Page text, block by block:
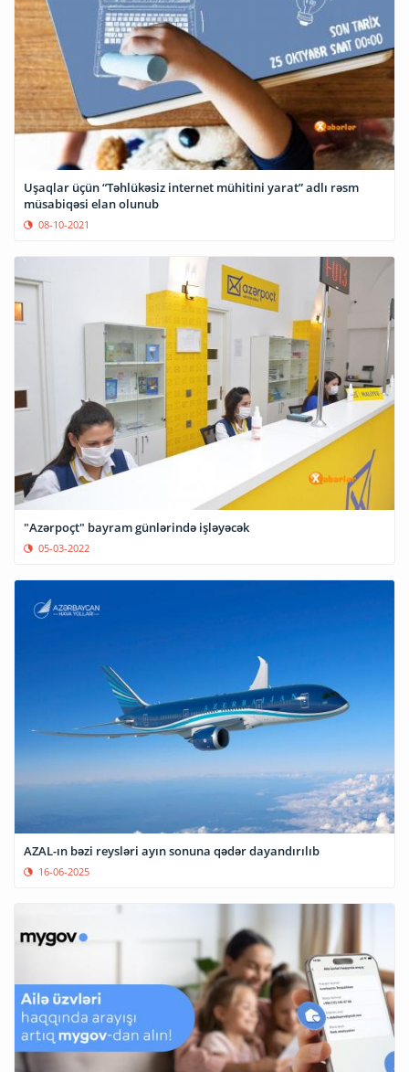
Uşaqlar üçün “Təhlükəsiz internet mühitini yarat” adlı rəsm
müsabiqəsi elan olunub
08-10-2021
"Azərpoçt" bayram günlərində işləyəcək
05-03-2022
AZAL-ın bəzi reysləri ayın sonuna qədər dayandırılıb
16-06-2025